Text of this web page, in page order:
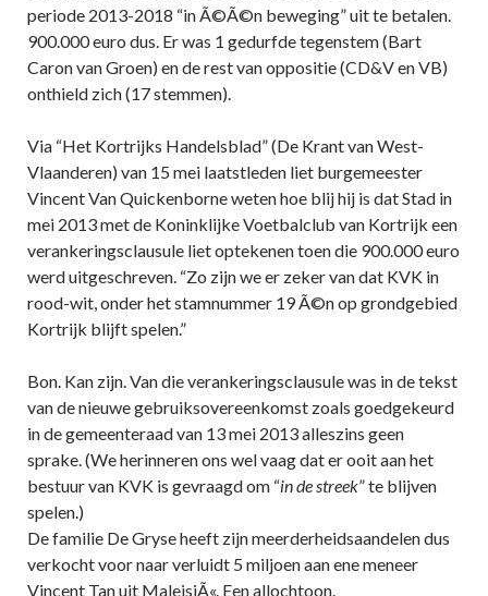
periode 2013-2018 “in Ã©Ã©n beweging” uit te betalen.
900.000 euro dus. Er was 1 gedurfde tegenstem (Bart
Caron van Groen) en de rest van oppositie (CD&V en VB)
onthield zich (17 stemmen).
Via “Het Kortrijks Handelsblad” (De Krant van West-
Vlaanderen) van 15 mei laatstleden liet burgemeester
Vincent Van Quickenborne weten hoe blij hij is dat Stad in
mei 2013 met de Koninklijke Voetbalclub van Kortrijk een
verankeringsclausule liet optekenen toen die 900.000 euro
werd uitgeschreven. “Zo zijn we er zeker van dat KVK in
rood-wit, onder het stamnummer 19 Ã©n op grondgebied
Kortrijk blijft spelen.”
Bon. Kan zijn. Van die verankeringsclausule was in de tekst
van de nieuwe gebruiksovereenkomst zoals goedgekeurd
in de gemeenteraad van 13 mei 2013 alleszins geen
sprake. (We herinneren ons wel vaag dat er ooit aan het
bestuur van KVK is gevraagd om “in de streek” te blijven
spelen.)
De familie De Gryse heeft zijn meerderheidsaandelen dus
verkocht voor naar verluidt 5 miljoen aan ene meneer
Vincent Tan uit MaleisiÃ«. Een allochtoon.